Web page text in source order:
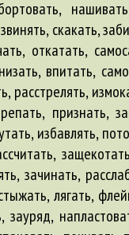
скакать,
откатать,
впитать,
расстрелять,
признать,
избавлять,
зачинать,
лягать,